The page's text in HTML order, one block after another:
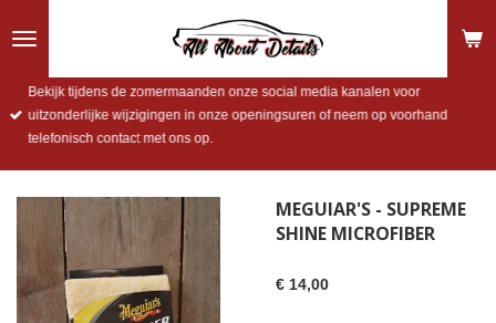
direct
hoofdinhoud
Bekijk tijdens de zomermaanden onze social media kanalen voor
uitzonderlijke wijzigingen in onze openingsuren of neem op voorhand
telefonisch contact met ons op.
MEGUIAR'S - SUPREME
SHINE MICROFIBER
€ 14,00